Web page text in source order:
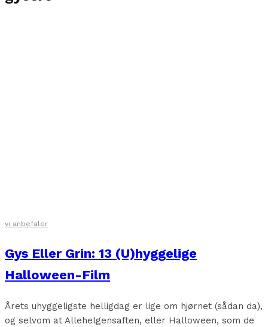
vi anbefaler
Gys Eller Grin: 13 (U)hyggelige
Halloween-Film
Årets uhyggeligste helligdag er lige om hjørnet (sådan da),
og selvom at Allehelgensaften, eller Halloween, som de